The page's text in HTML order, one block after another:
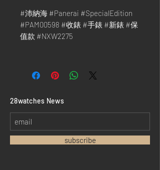
#沛納海 #Panerai #SpecialEdition
#PAM00598 #收錶 #手錶 #新錶 #保
值款 #NXW2275
​28watches News
subscribe